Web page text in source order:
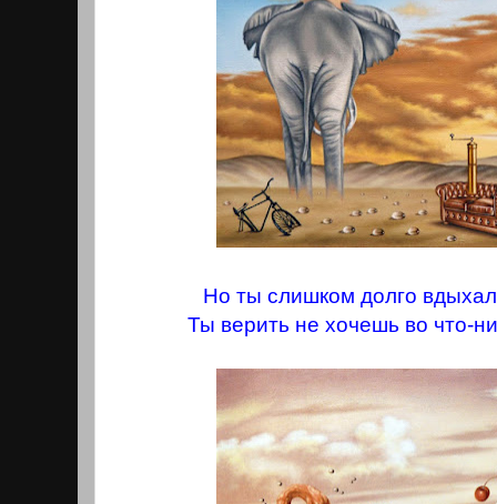
Но ты слишком долго
Ты верить не хочешь во что-